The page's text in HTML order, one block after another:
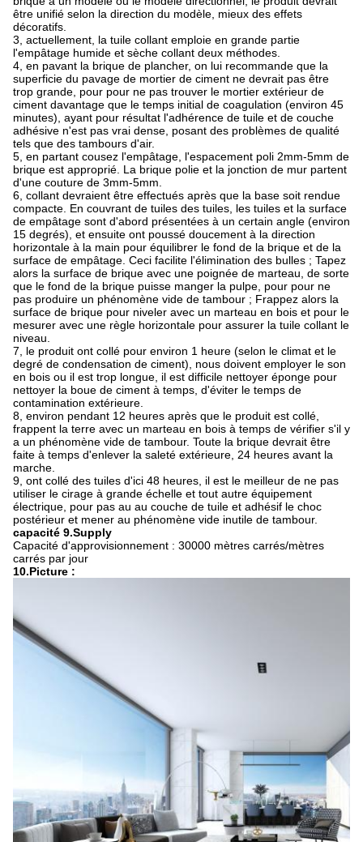
être unifié selon la direction du modèle, mieux des effets
décoratifs.
3, actuellement, la tuile collant emploie en grande partie
l'empâtage humide et sèche collant deux méthodes.
4, en pavant la brique de plancher, on lui recommande que la
superficie du pavage de mortier de ciment ne devrait pas être
trop grande, pour pour ne pas trouver le mortier extérieur de
ciment davantage que le temps initial de coagulation (environ 45
minutes), ayant pour résultat l'adhérence de tuile et de couche
adhésive n'est pas vrai dense, posant des problèmes de qualité
tels que des tambours d'air.
5, en partant cousez l'empâtage, l'espacement poli 2mm-5mm de
brique est approprié. La brique polie et la jonction de mur partent
d'une couture de 3mm-5mm.
6, collant devraient être effectués après que la base soit rendue
compacte. En couvrant de tuiles des tuiles, les tuiles et la surface
de empâtage sont d'abord présentées à un certain angle (environ
15 degrés), et ensuite ont poussé doucement à la direction
horizontale à la main pour équilibrer le fond de la brique et de la
surface de empâtage. Ceci facilite l'élimination des bulles ; Tapez
alors la surface de brique avec une poignée de marteau, de sorte
que le fond de la brique puisse manger la pulpe, pour pour ne
pas produire un phénomène vide de tambour ; Frappez alors la
surface de brique pour niveler avec un marteau en bois et pour le
mesurer avec une règle horizontale pour assurer la tuile collant le
niveau.
7, le produit ont collé pour environ 1 heure (selon le climat et le
degré de condensation de ciment), nous doivent employer le son
en bois ou il est trop longue, il est difficile nettoyer éponge pour
nettoyer la boue de ciment à temps, d'éviter le temps de
contamination extérieure.
8, environ pendant 12 heures après que le produit est collé,
frappent la terre avec un marteau en bois à temps de vérifier s'il y
a un phénomène vide de tambour. Toute la brique devrait être
faite à temps d'enlever la saleté extérieure, 24 heures avant la
marche.
9, ont collé des tuiles d'ici 48 heures, il est le meilleur de ne pas
utiliser le cirage à grande échelle et tout autre équipement
électrique, pour pas au au couche de tuile et adhésif le choc
postérieur et mener au phénomène vide inutile de tambour.
capacité 9.Supply
Capacité d'approvisionnement : 30000 mètres carrés/mètres
carrés par jour
10.Picture :